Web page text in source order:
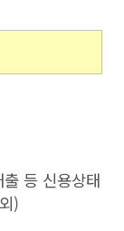
등 신용상태
)